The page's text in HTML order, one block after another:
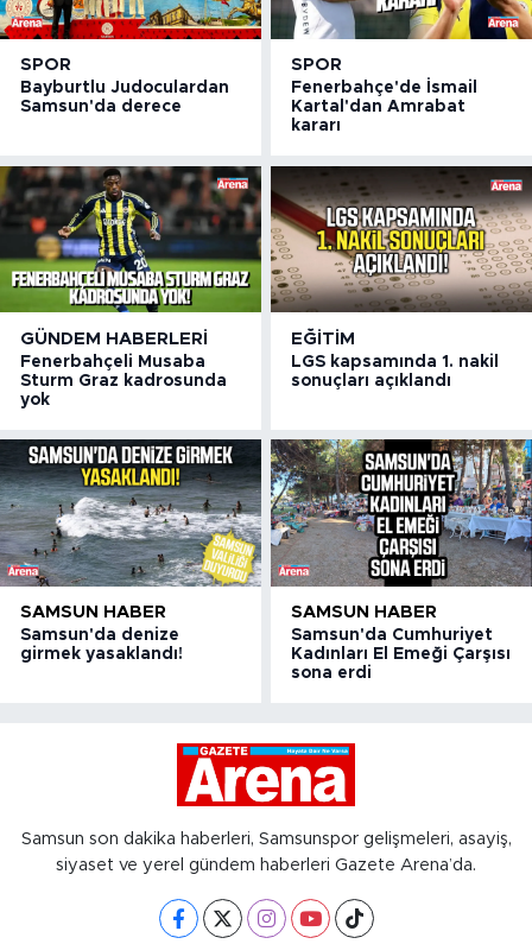
SPOR
Bayburtlu Judoculardan
Samsun'da derece
SPOR
Fenerbahçe'de İsmail
Kartal'dan Amrabat
kararı
GÜNDEM HABERLERI
Fenerbahçeli Musaba
Sturm Graz kadrosunda
yok
EĞITIM
LGS kapsamında 1. nakil
sonuçları açıklandı
SAMSUN HABER
Samsun'da denize
girmek yasaklandı!
SAMSUN HABER
Samsun'da Cumhuriyet
Kadınları El Emeği Çarşısı
sona erdi
Samsun son dakika haberleri, Samsunspor gelişmeleri, asayiş,
siyaset ve yerel gündem haberleri Gazete Arena’da.